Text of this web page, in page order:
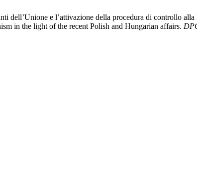
dell’Unione e l’attivazione della procedura di controllo
in the light of the recent Polish and Hungarian affairs.